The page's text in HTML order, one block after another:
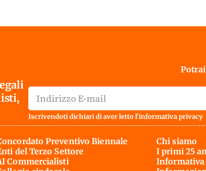
Iscrivendoti dichiari di aver letto l'informativa privacy
Preventivo Biennale
del Terzo Settore
Commercialisti
Chi siamo
I primi 25
Informativa